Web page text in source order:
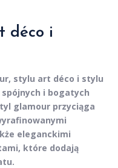
déco i
, stylu art déco i stylu
i bogatych
glamour przyciąga
eleganckimi
które dodają